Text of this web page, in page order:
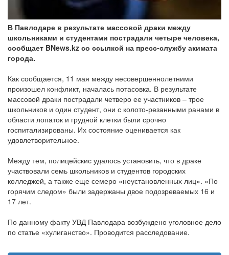
В Павлодаре в результате массовой драки между
школьниками и студентами пострадали четыре человека,
сообщает BNews.kz со ссылкой на пресс-службу акимата
города.
Как сообщается, 11 мая между несовершеннолетними
произошел конфликт, началась потасовка. В результате
массовой драки пострадали четверо ее участников – трое
школьников и один студент, они с колото-резанными ранами в
области лопаток и грудной клетки были срочно
госпитализированы. Их состояние оценивается как
удовлетворительное.
Между тем, полицейскис удалось установить, что в драке
участвовали семь школьников и студентов городских
колледжей, а также еще семеро «неустановленных лиц». «По
горячим следом» были задержаны двое подозреваемых 16 и
17 лет.
По данному факту УВД Павлодара возбуждено уголовное дело
по статье «хулиганство». Проводится расследование.